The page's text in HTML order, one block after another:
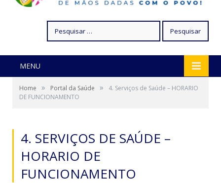
por:
MENU
Home » Portal da Saúde »
4. Serviços de Saúde – HORARIO
DE FUNCIONAMENTO
4. SERVIÇOS DE SAÚDE –
HORARIO DE
FUNCIONAMENTO